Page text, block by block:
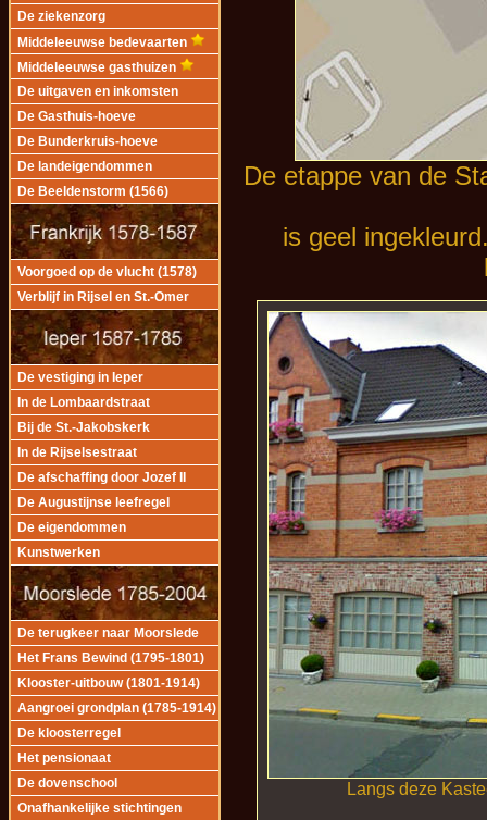
De ziekenzorg
Middeleeuwse bedevaarten
Middeleeuwse gasthuizen
De uitgaven en inkomsten
De Gasthuis-hoeve
De Bunderkruis-hoeve
De landeigendommen
De Beeldenstorm (1566)
Voorgoed op de vlucht (1578)
Verblijf in Rijsel en St.-Omer
De vestiging in Ieper
In de Lombaardstraat
Bij de St.-Jakobskerk
In de Rijselsestraat
De afschaffing door Jozef II
De Augustijnse leefregel
De eigendommen
Kunstwerken
De terugkeer naar Moorslede
Het Frans Bewind (1795-1801)
Klooster-uitbouw (1801-1914)
Aangroei grondplan (1785-1914)
De kloosterregel
Het pensionaat
De dovenschool
Onafhankelijke stichtingen
De etappe van de
is geel
Langs deze